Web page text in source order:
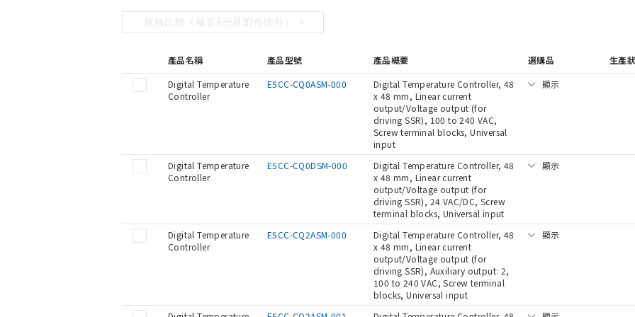
規格比較（最多5分及附件除外）
產品名稱 產品型號 產品概要 選購品
生產
Digital Temperature
Controller
E5CC-CQ0ASM-000
Digital Temperature Controller, 48
x 48 mm, Linear current
output/Voltage output (for
driving SSR), 100 to 240 VAC,
Screw terminal blocks, Universal
input
顯示
Digital Temperature
Controller
E5CC-CQ0DSM-000
Digital Temperature Controller, 48
x 48 mm, Linear current
output/Voltage output (for
driving SSR), 24 VAC/DC, Screw
terminal blocks, Universal input
顯示
Digital Temperature
Controller
E5CC-CQ2ASM-000
Digital Temperature Controller, 48
x 48 mm, Linear current
output/Voltage output (for
driving SSR), Auxiliary output: 2,
100 to 240 VAC, Screw terminal
blocks, Universal input
顯示